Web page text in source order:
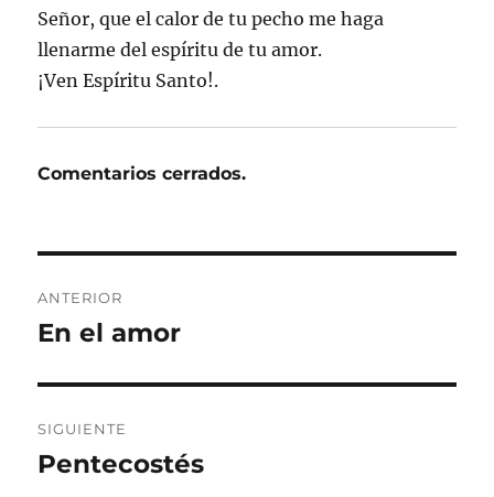
Señor, que el calor de tu pecho me haga
llenarme del espíritu de tu amor.
¡Ven Espíritu Santo!.
Comentarios cerrados.
de
ANTERIOR
Entrada
En el amor
SIGUIENTE
Entrada
Pentecostés